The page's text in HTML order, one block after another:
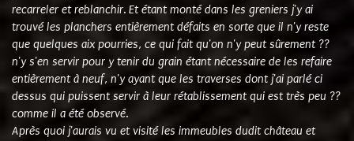
recarreler et reblanchir. Et étant monté dans les greniers j'y ai
trouvé les planchers entièrement défaits en sorte que il n'y reste
que quelques aix pourries, ce qui fait qu'on n'y peut sûrement ??
n'y s'en servir pour y tenir du grain étant nécessaire de les refaire
entièrement à neuf, n'y ayant que les traverses dont j'ai parlé ci
dessus qui puissent servir à leur rétablissement qui est très peu ??
comme il a été observé.
Après quoi j'aurais vu et visité les immeubles dudit château et